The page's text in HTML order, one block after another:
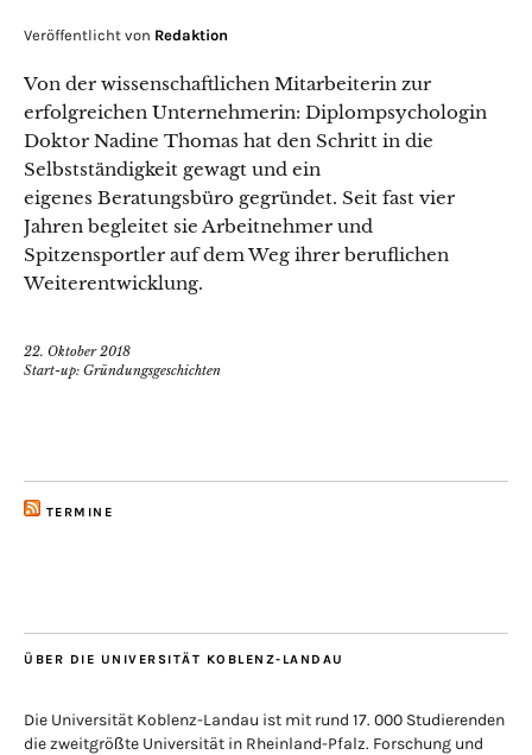
Veröffentlicht von Redaktion
Von der wissenschaftlichen Mitarbeiterin zur
erfolgreichen Unternehmerin: Diplompsychologin
Doktor Nadine Thomas hat den Schritt in die
Selbstständigkeit gewagt und ein
eigenes Beratungsbüro gegründet. Seit fast vier
Jahren begleitet sie Arbeitnehmer und
Spitzensportler auf dem Weg ihrer beruflichen
Weiterentwicklung.
22. Oktober 2018
Start-up: Gründungsgeschichten
TERMINE
ÜBER DIE UNIVERSITÄT KOBLENZ-LANDAU
Die Universität Koblenz-Landau ist mit rund 17. 000 Studierenden
die zweitgrößte Universität in Rheinland-Pfalz. Forschung und